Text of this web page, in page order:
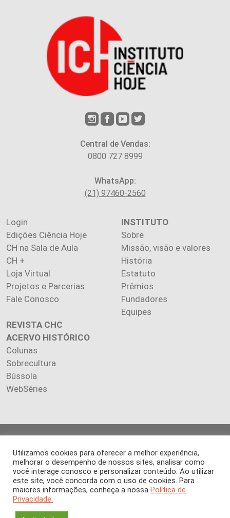
Central de Vendas:
0800 727 8999
WhatsApp:
(21) 97460-2560
Login
Edições Ciência Hoje
CH na Sala de Aula
CH +
Loja Virtual
Projetos e Parcerias
Fale Conosco
INSTITUTO
Sobre
Missão, visão e valores
História
Estatuto
Prêmios
Fundadores
Equipes
REVISTA CHC
ACERVO HISTÓRICO
Colunas
Sobrecultura
Bússola
WebSéries
reservados.
Os artigos publicados na revista refletem exclusivamente a
opinião de seus autores.
É proibida a reprodução, integral ou parcial, do conteúdo (imagens
e textos) sem prévia autorização.
Utilizamos cookies para oferecer a melhor experiência,
melhorar o desempenho de nossos sites, analisar como
você interage conosco e personalizar conteúdo. Ao utilizar
este site, você concorda com o uso de cookies. Para
maiores informações, conheça a nossa Política de
Privacidade.